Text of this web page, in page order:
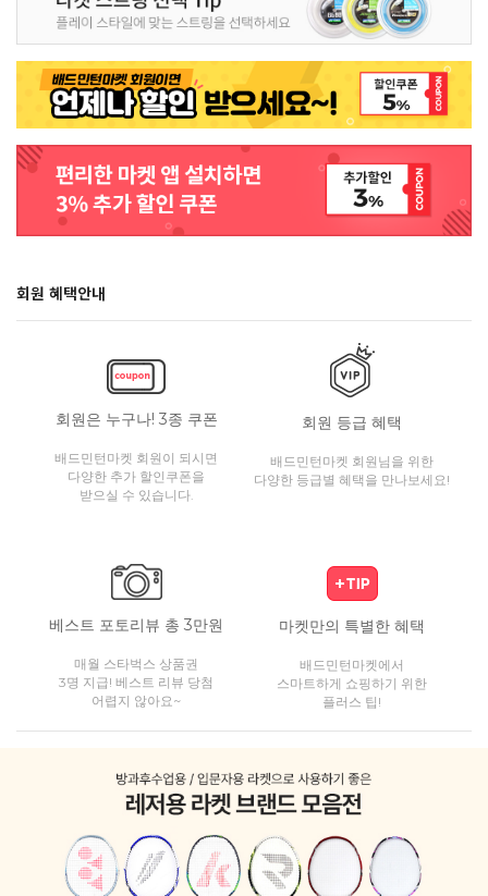
회원 혜택안내
회원은 누구나! 3종 쿠폰
배드민턴마켓 회원이 되시면
다양한 추가 할인쿠폰을
받으실 수 있습니다.
회원 등급 혜택
배드민턴마켓 회원님을 위한
다양한 등급별 혜택을 만나보세요!
베스트 포토리뷰 총 3만원
매월 스타벅스 상품권
3명 지급! 베스트 리뷰 당첨
어렵지 않아요~
마켓만의 특별한 혜택
배드민턴마켓에서
스마트하게 쇼핑하기 위한
플러스 팁!